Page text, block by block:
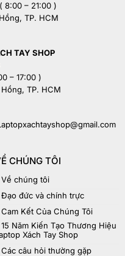
8:00 – 21:00 )
TP. HCM
TAY SHOP
– 17:00 )
TP. HCM
CHÚNG TÔI
Về chúng tôi
Đạo đức và chính trực
Cam Kết Của Chúng Tôi
15 Năm Kiến Tạo Thương Hiệu
Xách Tay Shop
Các câu hỏi thường gặp